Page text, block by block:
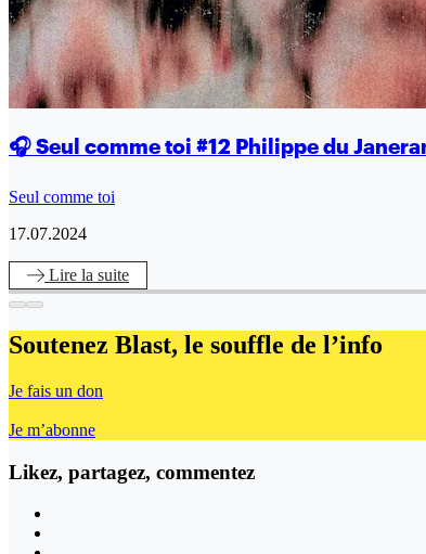
🎧 Seul comme toi #12 Philippe du
Seul comme toi
17.07.2024
Lire la suite
Soutenez Blast, le souffle de l’info
Je fais un don
Je m’abonne
Likez, partagez, commentez